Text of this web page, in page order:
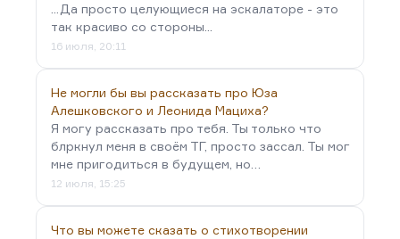
...Да просто целующиеся на эскалаторе - это
так красиво со стороны...
16 июля, 20:11
Не могли бы вы рассказать про Юза
Алешковского и Леонида Мациха?
Я могу рассказать про тебя. Ты только что
блркнул меня в своём ТГ, просто зассал. Ты мог
мне пригодиться в будущем, но…
12 июля, 15:25
Что вы можете сказать о стихотворении